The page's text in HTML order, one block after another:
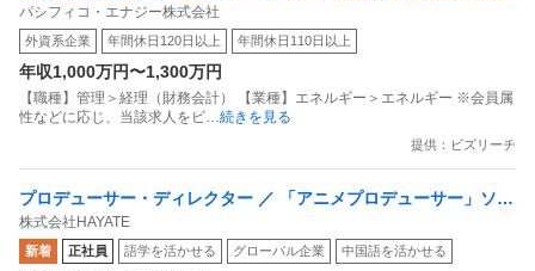
ger
パシフィコ・エナジー株式会社
外資系企業 年間休日120日以上 年間休日110日以上
年収1,000万円〜1,300万円
【職種】管理＞経理（財務会計） 【業種】エネルギー＞エネルギー ※会員属
性などに応じ、当該求人をビ…続きを見る
提供：ビズリーチ
プロデューサー・ディレクター ／ 「アニメプロデューサー」ソニ
ーグループ発「世界直結」のアニメプロデュース会社
株式会社HAYATE
新着 正社員 語学を活かせる グローバル企業 中国語を活かせる